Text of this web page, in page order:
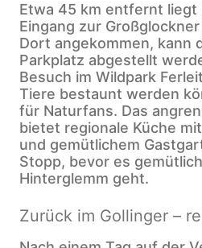
Etwa 45 km entfernt liegt
Eingang zur
Dort angekommen, kann
Parkplatz abgestellt
Besuch im Wildpark
Tiere bestaunt werden
für Naturfans. Das
bietet regionale Küche
und gemütlichem
Stopp, bevor es
Hinterglemm geht.
Zurück im Gollinger –